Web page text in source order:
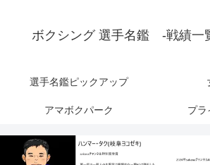
ボクシング 選手名鑑 -戦績一
選手名鑑ピックアップ
アマボクパーク プラ